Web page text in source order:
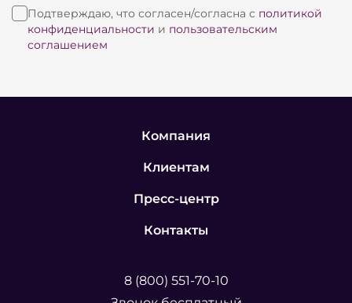
Подтверждаю, что согласен/согласна с политикой
конфиденциальности и пользовательским
соглашением
Компания
Клиентам
Пресс-центр
Контакты
8 (800) 551-70-10